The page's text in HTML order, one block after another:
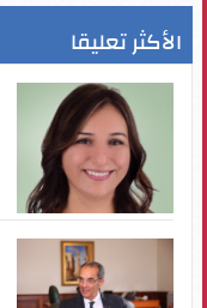
الأكثر تعليقا